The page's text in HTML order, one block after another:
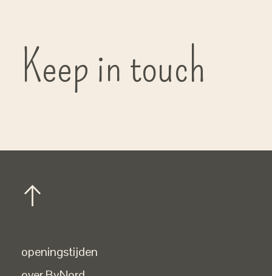
Keep in touch
openingstijden